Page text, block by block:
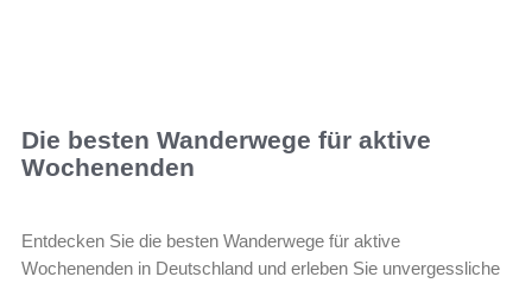
Die besten Wanderwege für aktive
Wochenenden
Entdecken Sie die besten Wanderwege für aktive
Wochenenden in Deutschland und erleben Sie unvergessliche